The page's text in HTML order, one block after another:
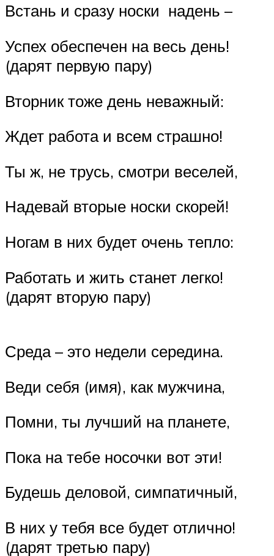
Встань и сразу носки надень –
Успех обеспечен на весь день!
(дарят первую пару)
Вторник тоже день неважный:
Ждет работа и всем страшно!
Ты ж, не трусь, смотри веселей,
Надевай вторые носки скорей!
Ногам в них будет очень тепло:
Работать и жить станет легко!
(дарят вторую пару)
Среда – это недели середина.
Веди себя (имя), как мужчина,
Помни, ты лучший на планете,
Пока на тебе носочки вот эти!
Будешь деловой, симпатичный,
В них у тебя все будет отлично!
(дарят третью пару)